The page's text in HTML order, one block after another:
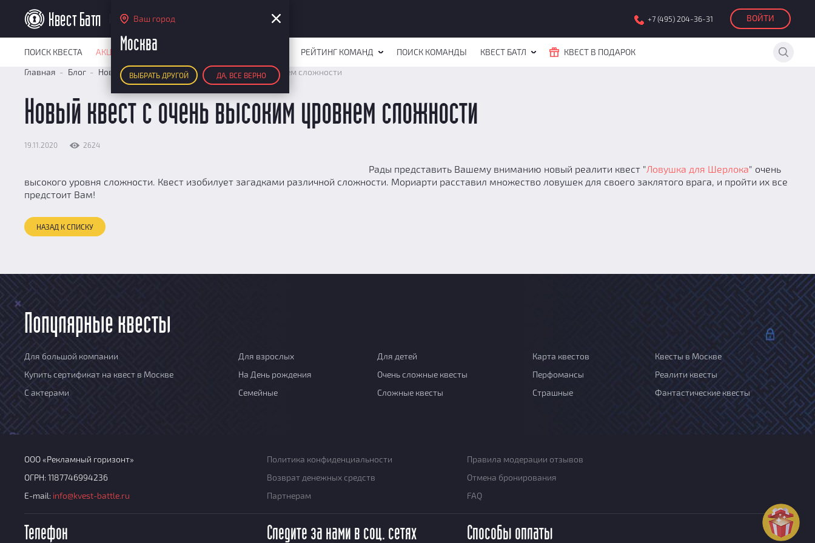
Москва
Ваш город
Москва
ВЫБРАТЬ ДРУГОЙ ДА, ВСЕ ВЕРНО
+7 (495) 204-36-31 ВОЙТИ
ПОИСК КВЕСТА АКЦИИ РЕЙТИНГ КВЕСТОВ РЕЙТИНГ КОМАНД ПОИСК КОМАНДЫ КВЕСТ БАТЛ
КВЕСТ В ПОДАРОК
Главная
Блог Новости Новый квест с очень высоким уровнем сложности
Новый квест с очень высоким уровнем сложности
19.11.2020 2624
Рады представить Вашему вниманию новый реалити квест "Ловушка для Шерлока" очень
высокого уровня сложности. Квест изобилует загадками различной сложности. Мориарти расставил множество ловушек для своего заклятого врага, и пройти их все
предстоит Вам!
НАЗАД К СПИСКУ
Популярные квесты
Для большой компании Для взрослых Для детей Карта квестов
Квесты в Москве
Купить сертификат на квест в Москве
На День рождения Очень сложные квесты Перфомансы
Реалити квесты
С актерами
Семейные Сложные квесты Страшные Фантастические квесты
ООО «Рекламный горизонт»
ОГРН: 1187746994236
E-mail: info@kvest-battle.ru
Политика конфиденциальности
Правила модерации отзывов
Возврат денежных средств
Отмена бронирования
Партнерам
FAQ
Телефон Следите за нами в соц. сетях Способы оплаты